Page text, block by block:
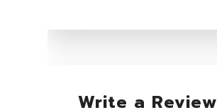
Write a Review